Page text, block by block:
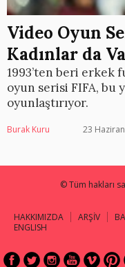
Video Oyun
Kadınlar da
1993’ten beri erkek
oyun serisi FIFA, bu
oyunlaştırıyor.
Burak Kuru 23
© Tüm hakları
HAKKIMIZDA ARŞİV
ENGLISH